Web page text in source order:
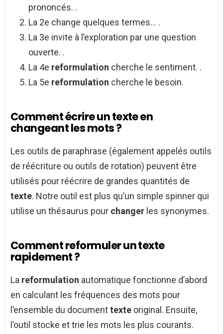
prononcés. .
La 2e change quelques termes… .
La 3e invite à l’exploration par une question
ouverte. .
La 4e reformulation cherche le sentiment. .
La 5e reformulation cherche le besoin.
Comment écrire un texte en
changeant les mots ?
Les outils de paraphrase (également appelés outils
de réécriture ou outils de rotation) peuvent être
utilisés pour réécrire de grandes quantités de
texte. Notre outil est plus qu’un simple spinner qui
utilise un thésaurus pour changer les synonymes.
Comment reformuler un texte
rapidement ?
La reformulation automatique fonctionne d’abord
en calculant les fréquences des mots pour
l’ensemble du documenttexte original. Ensuite,
l’outil stocke et trie les mots les plus courants.